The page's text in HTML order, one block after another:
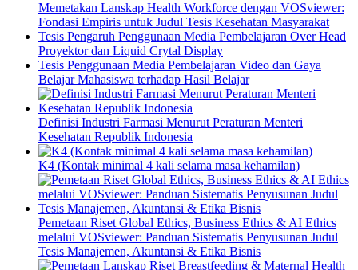
Memetakan Lanskap Health Workforce dengan VOSviewer:
Fondasi Empiris untuk Judul Tesis Kesehatan Masyarakat
Tesis Pengaruh Penggunaan Media Pembelajaran Over Head
Proyektor dan Liquid Crytal Display
Tesis Penggunaan Media Pembelajaran Video dan Gaya
Belajar Mahasiswa terhadap Hasil Belajar
Definisi Industri Farmasi Menurut Peraturan Menteri
Kesehatan Republik Indonesia
K4 (Kontak minimal 4 kali selama masa kehamilan)
Pemetaan Riset Global Ethics, Business Ethics & AI Ethics
melalui VOSviewer: Panduan Sistematis Penyusunan Judul
Tesis Manajemen, Akuntansi & Etika Bisnis